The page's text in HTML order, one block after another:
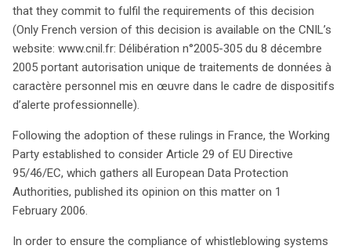
that they commit to fulfil the requirements of this decision
(Only French version of this decision is available on the CNIL’s
website: www.cnil.fr: Délibération n°2005-305 du 8 décembre
2005 portant autorisation unique de traitements de données à
caractère personnel mis en œuvre dans le cadre de dispositifs
d’alerte professionnelle).
Following the adoption of these rulings in France, the Working
Party established to consider Article 29 of EU Directive
95/46/EC, which gathers all European Data Protection
Authorities, published its opinion on this matter on 1
February 2006.
In order to ensure the compliance of whistleblowing systems